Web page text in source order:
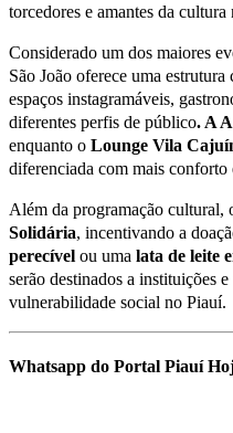
torcedores e amantes da cultura
Considerado um dos maiores
São João oferece uma
espaços instagramáveis,
diferentes perfis de público. A
enquanto o Lounge Vila
diferenciada com mais conforto
Além da programação cultural,
Solidária, incentivando a
perecível ou uma lata de leite
serão destinados a instituições
vulnerabilidade social no Piauí.
Whatsapp do Portal Piauí